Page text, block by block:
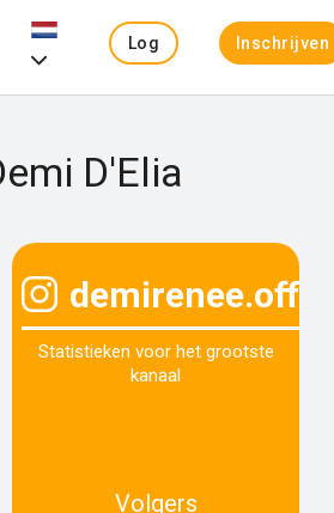
Log
Inschrijven
D'Elia
Statistieken voor het grootste
kanaal
Volgers